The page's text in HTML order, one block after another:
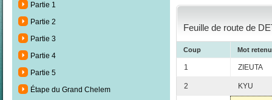
Partie 1
Partie 2
Partie 3
Partie 4
Partie 5
Étape du Grand Chelem
Feuille de route de
Coup Mot retenu
1 ZIEUTA
2 KYU